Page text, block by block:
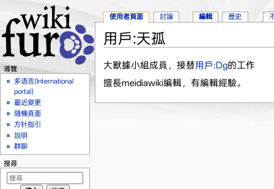
用戶:天孤
大獸據小組成員，接替用戶:Dg的工作
擅長meidiawiki編輯，有編輯經驗。
使用者頁面 討論 編輯 歷史
導覽
多语言(International
portal)
最近變更
隨機頁面
方针指引
說明
群聊
搜尋